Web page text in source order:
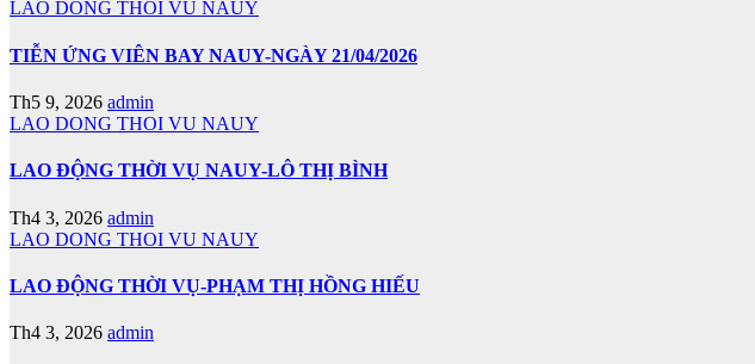
LAO DONG THOI VU NAUY
TIỄN ỨNG VIÊN BAY NAUY-NGÀY 21/04/2026
Th5 9, 2026 admin
LAO DONG THOI VU NAUY
LAO ĐỘNG THỜI VỤ NAUY-LÔ THỊ BÌNH
Th4 3, 2026 admin
LAO DONG THOI VU NAUY
LAO ĐỘNG THỜI VỤ-PHẠM THỊ HỒNG HIẾU
Th4 3, 2026 admin